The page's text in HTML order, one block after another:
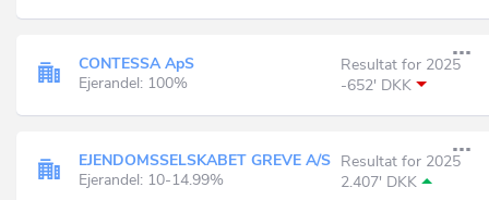
CONTESSA ApS
Ejerandel: 100%
Resultat for 2025
-652' DKK
EJENDOMSSELSKABET GREVE A/S
Ejerandel: 10-14.99%
Resultat for 2025
2.407' DKK